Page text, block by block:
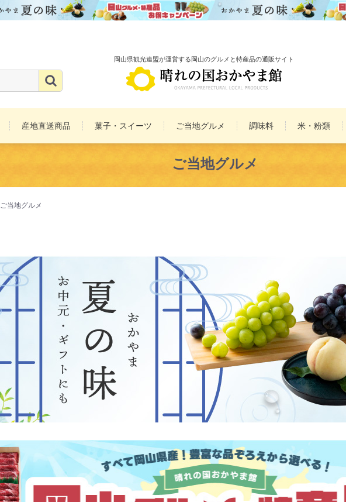
岡山県観光連盟が運営する岡山のグルメと特産品の通販サイト
産地直送商品 菓子・スイーツ ご当地グルメ 調味料 米・粉類
民工芸品 まとめ買いセット
ご当地グルメ
ご当地グルメ